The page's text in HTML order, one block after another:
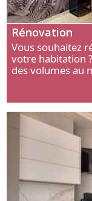
Rénovation
Vous souhaitez
votre habitation
des volumes au